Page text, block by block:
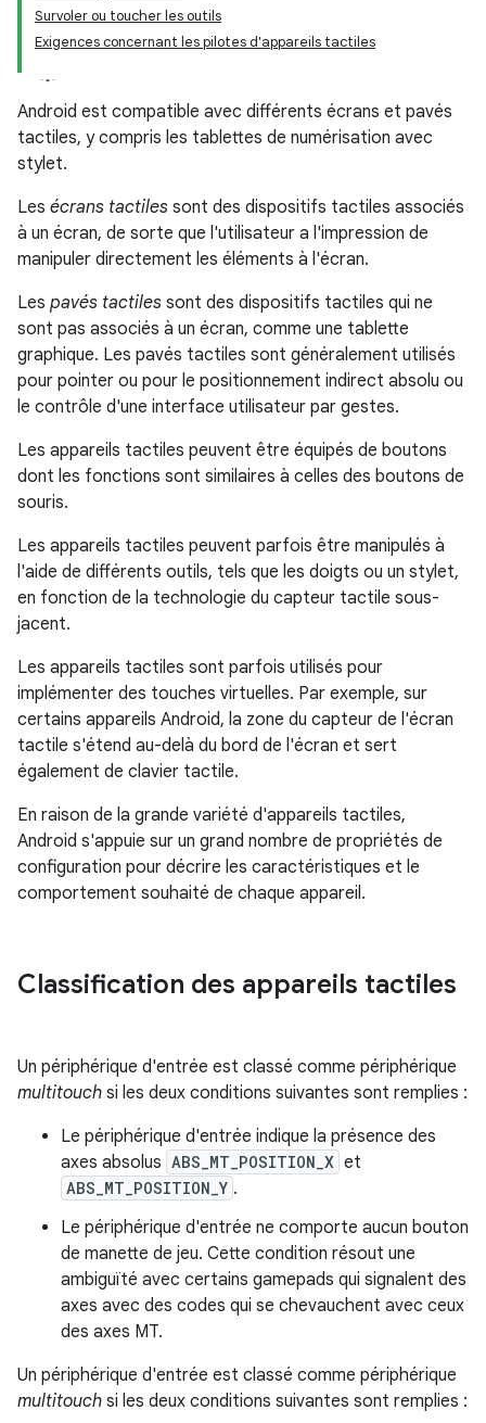
Survoler ou toucher les outils
Exigences concernant les pilotes d'appareils tactiles
Android est compatible avec différents écrans et pavés
tactiles, y compris les tablettes de numérisation avec
stylet.
Les écrans tactiles sont des dispositifs tactiles associés
à un écran, de sorte que l'utilisateur a l'impression de
manipuler directement les éléments à l'écran.
Les pavés tactiles sont des dispositifs tactiles qui ne
sont pas associés à un écran, comme une tablette
graphique. Les pavés tactiles sont généralement utilisés
pour pointer ou pour le positionnement indirect absolu ou
le contrôle d'une interface utilisateur par gestes.
Les appareils tactiles peuvent être équipés de boutons
dont les fonctions sont similaires à celles des boutons de
souris.
Les appareils tactiles peuvent parfois être manipulés à
l'aide de différents outils, tels que les doigts ou un stylet,
en fonction de la technologie du capteur tactile sous-
jacent.
Les appareils tactiles sont parfois utilisés pour
implémenter des touches virtuelles. Par exemple, sur
certains appareils Android, la zone du capteur de l'écran
tactile s'étend au-delà du bord de l'écran et sert
également de clavier tactile.
En raison de la grande variété d'appareils tactiles,
Android s'appuie sur un grand nombre de propriétés de
configuration pour décrire les caractéristiques et le
comportement souhaité de chaque appareil.
Classification des appareils tactiles
Un périphérique d'entrée est classé comme périphérique
multitouch si les deux conditions suivantes sont remplies :
Le périphérique d'entrée indique la présence des
axes absolus ABS_MT_POSITION_X et
ABS_MT_POSITION_Y .
Le périphérique d'entrée ne comporte aucun bouton
de manette de jeu. Cette condition résout une
ambiguïté avec certains gamepads qui signalent des
axes avec des codes qui se chevauchent avec ceux
des axes MT.
Un périphérique d'entrée est classé comme périphérique
multitouch si les deux conditions suivantes sont remplies :